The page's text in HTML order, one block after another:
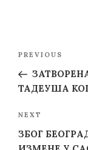
Previous
Post
PREVIOUS
ТАДЕУША
Next
Post
NEXT
ЗБОГ